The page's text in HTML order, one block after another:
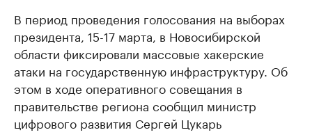
В период проведения голосования на выборах
президента, 15-17 марта, в Новосибирской
области фиксировали массовые хакерские
атаки на государственную инфраструктуру. Об
этом в ходе оперативного совещания в
правительстве региона сообщил министр
цифрового развития Сергей Цукарь